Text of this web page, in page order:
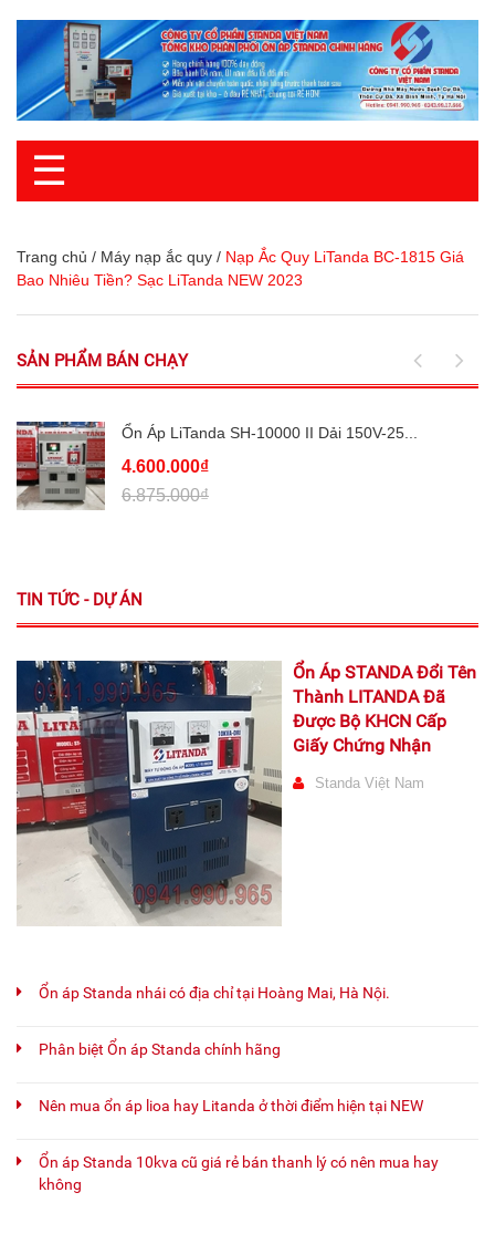
☰
Trang chủ / Máy nạp ắc quy / Nạp Ắc Quy LiTanda BC-1815 Giá
Bao Nhiêu Tiền? Sạc LiTanda NEW 2023
SẢN PHẨM BÁN CHẠY
Ổn Áp LiTanda SH-10000 II Dải 150V-25...
4.600.000₫
6.875.000₫
TIN TỨC - DỰ ÁN
Ổn Áp STANDA Đổi Tên
Thành LITANDA Đã
Được Bộ KHCN Cấp
Giấy Chứng Nhận
Standa Việt Nam
Ổn áp Standa nhái có địa chỉ tại Hoàng Mai, Hà Nội.
Phân biệt Ổn áp Standa chính hãng
Nên mua ổn áp lioa hay Litanda ở thời điểm hiện tại NEW
Ổn áp Standa 10kva cũ giá rẻ bán thanh lý có nên mua hay
không